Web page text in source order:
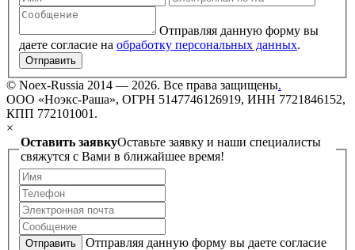
Отправляя данную форму вы
даете согласие на обработку персональных данных.
Отправить
© Noex-Russia 2014 — 2026. Все права защищены.
ООО «Ноэкс-Раша», ОГРН 5147746126919, ИНН 7721846152,
КПП 772101001.
×
Оставить заявкуОставьте заявку и наши специалисты
свяжутся с Вами в ближайшее время!
Отправить
Отправляя данную форму вы даете согласие